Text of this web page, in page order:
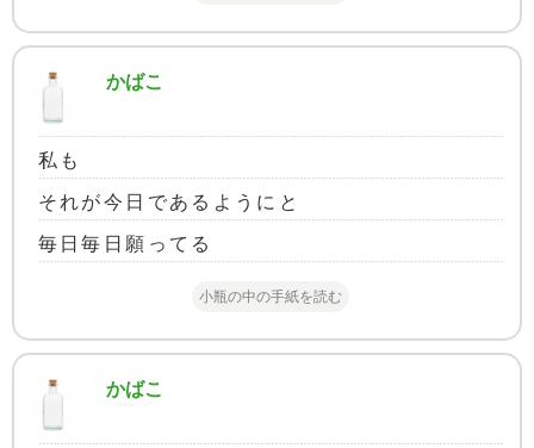
かばこ
私も
それが今日であるようにと
毎日毎日願ってる
小瓶の中の手紙を読む
かばこ